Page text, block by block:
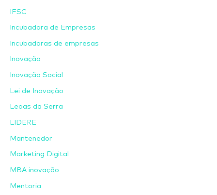
IFSC
Incubadora de Empresas
Incubadoras de empresas
Inovação
Inovação Social
Lei de Inovação
Leoas da Serra
LIDERE
Mantenedor
Marketing Digital
MBA inovação
Mentoria